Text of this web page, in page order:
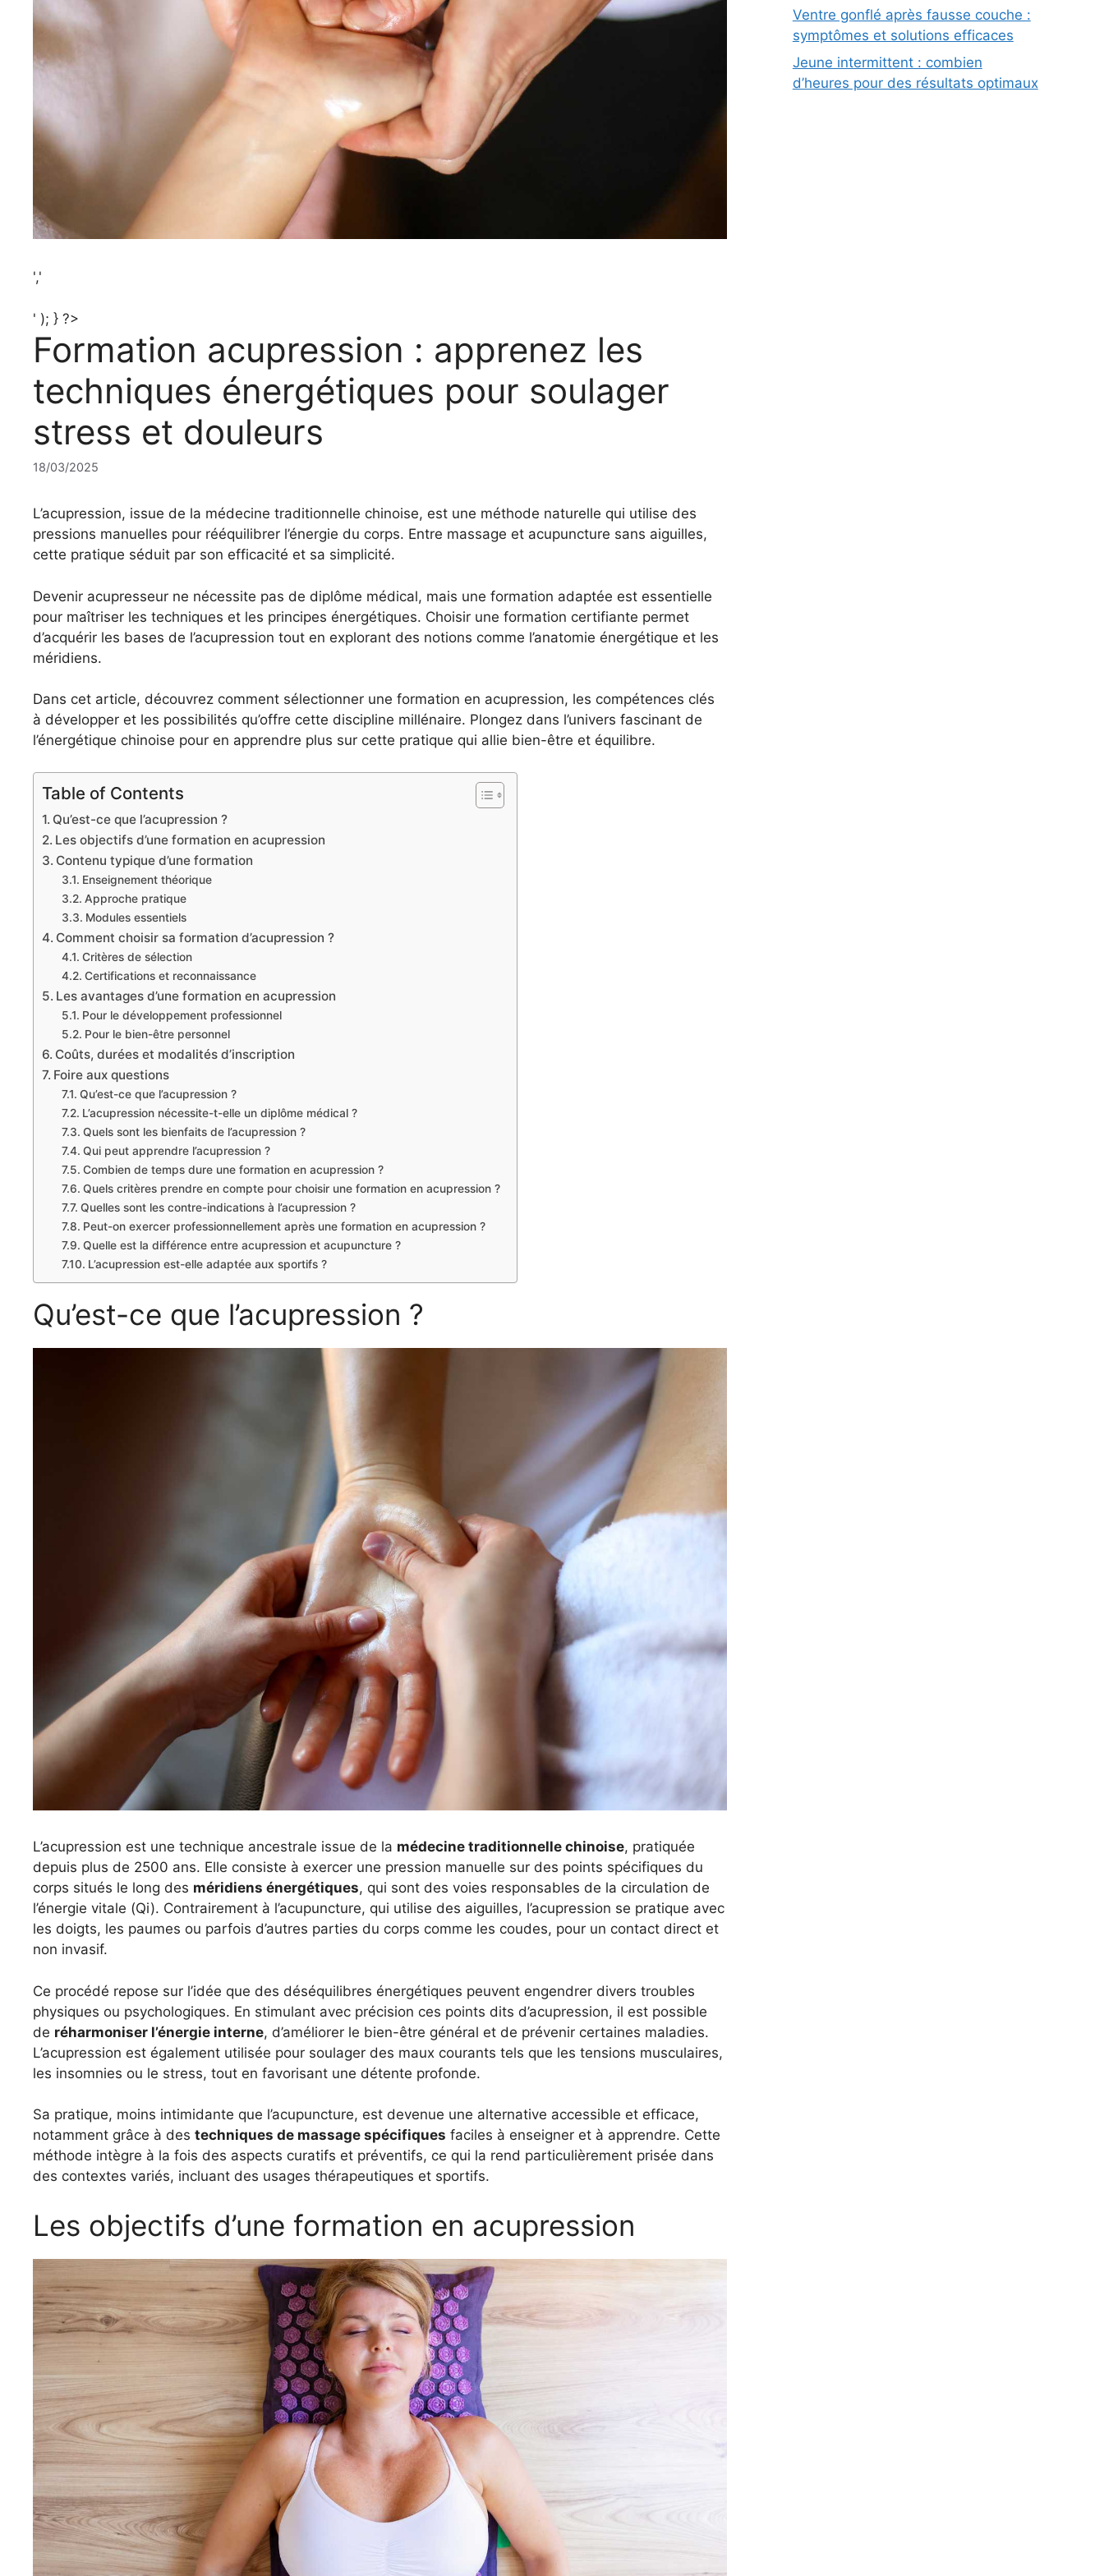
','
' ); } ?>
Formation acupression : apprenez les
techniques énergétiques pour soulager
stress et douleurs
18/03/2025
L’acupression, issue de la médecine traditionnelle chinoise, est une méthode naturelle qui utilise des
pressions manuelles pour rééquilibrer l’énergie du corps. Entre massage et acupuncture sans aiguilles,
cette pratique séduit par son efficacité et sa simplicité.
Devenir acupresseur ne nécessite pas de diplôme médical, mais une formation adaptée est essentielle
pour maîtriser les techniques et les principes énergétiques. Choisir une formation certifiante permet
d’acquérir les bases de l’acupression tout en explorant des notions comme l’anatomie énergétique et les
méridiens.
Dans cet article, découvrez comment sélectionner une formation en acupression, les compétences clés
à développer et les possibilités qu’offre cette discipline millénaire. Plongez dans l’univers fascinant de
l’énergétique chinoise pour en apprendre plus sur cette pratique qui allie bien-être et équilibre.
Table of Contents
Qu’est-ce que l’acupression ?
Les objectifs d’une formation en acupression
Contenu typique d’une formation
Enseignement théorique
Approche pratique
Modules essentiels
Comment choisir sa formation d’acupression ?
Critères de sélection
Certifications et reconnaissance
Les avantages d’une formation en acupression
Pour le développement professionnel
Pour le bien-être personnel
Coûts, durées et modalités d’inscription
Foire aux questions
Qu’est-ce que l’acupression ?
L’acupression nécessite-t-elle un diplôme médical ?
Quels sont les bienfaits de l’acupression ?
Qui peut apprendre l’acupression ?
Combien de temps dure une formation en acupression ?
Quels critères prendre en compte pour choisir une formation en acupression ?
Quelles sont les contre-indications à l’acupression ?
Peut-on exercer professionnellement après une formation en acupression ?
Quelle est la différence entre acupression et acupuncture ?
L’acupression est-elle adaptée aux sportifs ?
Qu’est-ce que l’acupression ?
L’acupression est une technique ancestrale issue de la médecine traditionnelle chinoise, pratiquée
depuis plus de 2500 ans. Elle consiste à exercer une pression manuelle sur des points spécifiques du
corps situés le long des méridiens énergétiques, qui sont des voies responsables de la circulation de
l’énergie vitale (Qi). Contrairement à l’acupuncture, qui utilise des aiguilles, l’acupression se pratique avec
les doigts, les paumes ou parfois d’autres parties du corps comme les coudes, pour un contact direct et
non invasif.
Ce procédé repose sur l’idée que des déséquilibres énergétiques peuvent engendrer divers troubles
physiques ou psychologiques. En stimulant avec précision ces points dits d’acupression, il est possible
de réharmoniser l’énergie interne, d’améliorer le bien-être général et de prévenir certaines maladies.
L’acupression est également utilisée pour soulager des maux courants tels que les tensions musculaires,
les insomnies ou le stress, tout en favorisant une détente profonde.
Sa pratique, moins intimidante que l’acupuncture, est devenue une alternative accessible et efficace,
notamment grâce à des techniques de massage spécifiques faciles à enseigner et à apprendre. Cette
méthode intègre à la fois des aspects curatifs et préventifs, ce qui la rend particulièrement prisée dans
des contextes variés, incluant des usages thérapeutiques et sportifs.
Les objectifs d’une formation en acupression
Ventre gonflé après fausse couche :
symptômes et solutions efficaces
Jeune intermittent : combien
d’heures pour des résultats optimaux